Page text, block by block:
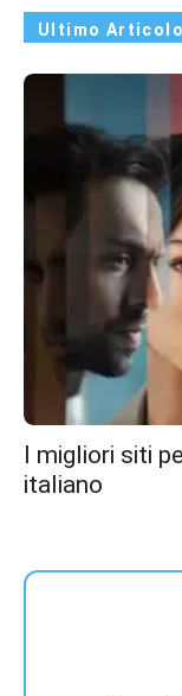
Ultimo
I migliori siti
italiano